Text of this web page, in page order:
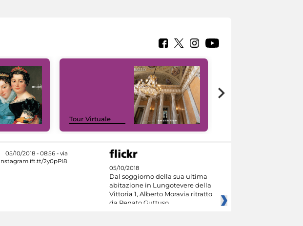
Tour Virtuale
05/10/2018
Dal soggiorno della sua ultima
abitazione in Lungotevere della
Vittoria 1, Alberto Moravia ritratto
da Renato Guttuso